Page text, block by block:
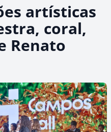
artísticas
coral,
Renato